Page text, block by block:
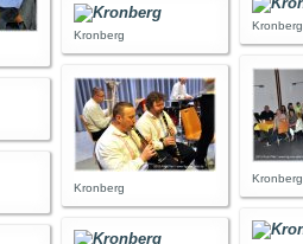
Kronberg
Kronberg
Kronberg
Kronberg